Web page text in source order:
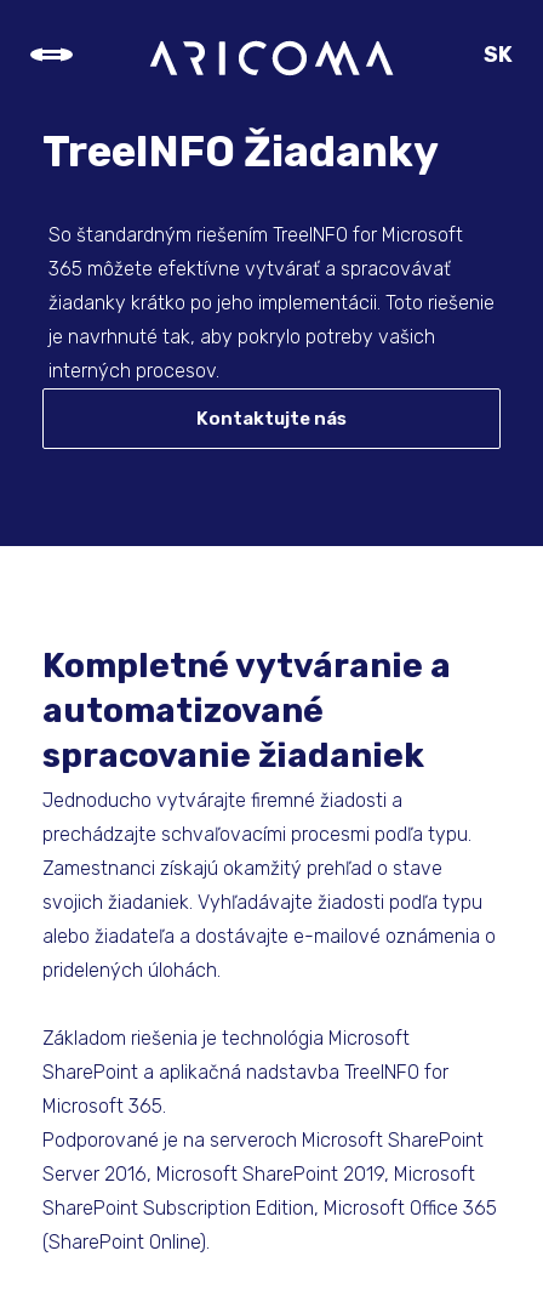
SK
TreeINFO Žiadanky
So štandardným riešením TreeINFO for Microsoft
365 môžete efektívne vytvárať a spracovávať
žiadanky krátko po jeho implementácii. Toto riešenie
je navrhnuté tak, aby pokrylo potreby vašich
interných procesov.
Kontaktujte nás
Kompletné vytváranie a
automatizované
spracovanie žiadaniek
Jednoducho vytvárajte firemné žiadosti a
prechádzajte schvaľovacími procesmi podľa typu.
Zamestnanci získajú okamžitý prehľad o stave
svojich žiadaniek. Vyhľadávajte žiadosti podľa typu
alebo žiadateľa a dostávajte e-mailové oznámenia o
pridelených úlohách.
Základom riešenia je technológia Microsoft
SharePoint a aplikačná nadstavba TreeINFO for
Microsoft 365.
Podporované je na serveroch Microsoft SharePoint
Server 2016, Microsoft SharePoint 2019, Microsoft
SharePoint Subscription Edition, Microsoft Office 365
(SharePoint Online).